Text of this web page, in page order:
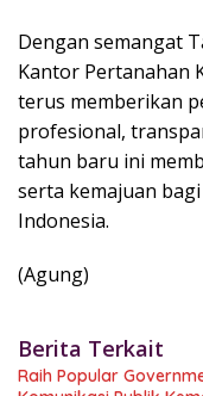
Dengan semangat
Kantor Pertanahan
terus memberikan
profesional,
tahun baru ini
serta kemajuan
Indonesia.
(Agung)
Berita Terkait
Raih Popular